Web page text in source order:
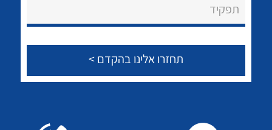
אודות
About Ateka Ltd.
צור קשר
תפקיד